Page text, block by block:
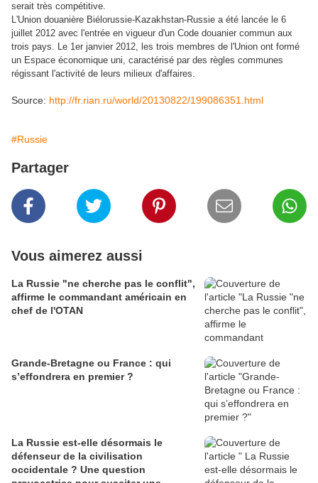
serait très compétitive.
L'Union douanière Biélorussie-Kazakhstan-Russie a été lancée le 6
juillet 2012 avec l'entrée en vigueur d'un Code douanier commun aux
trois pays. Le 1er janvier 2012, les trois membres de l'Union ont formé
un Espace économique uni, caractérisé par des règles communes
régissant l'activité de leurs milieux d'affaires.
Source: http://fr.rian.ru/world/20130822/199086351.html
#Russie
Partager
Vous aimerez aussi
La Russie "ne cherche pas le conflit",
affirme le commandant américain en
chef de l'OTAN
Grande-Bretagne ou France : qui
s’effondrera en premier ?
La Russie est-elle désormais le
défenseur de la civilisation
occidentale ? Une question